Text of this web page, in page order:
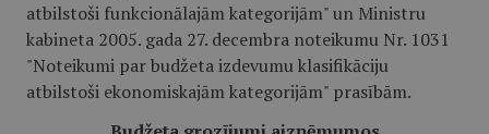
atbilstoši funkcionālajām kategorijām" un Ministru
kabineta 2005. gada 27. decembra noteikumu Nr. 1031
"Noteikumi par budžeta izdevumu klasifikāciju
atbilstoši ekonomiskajām kategorijām" prasībām.